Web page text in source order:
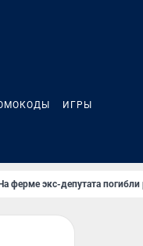
ИГРЫ
ферме экс-депутата погибли